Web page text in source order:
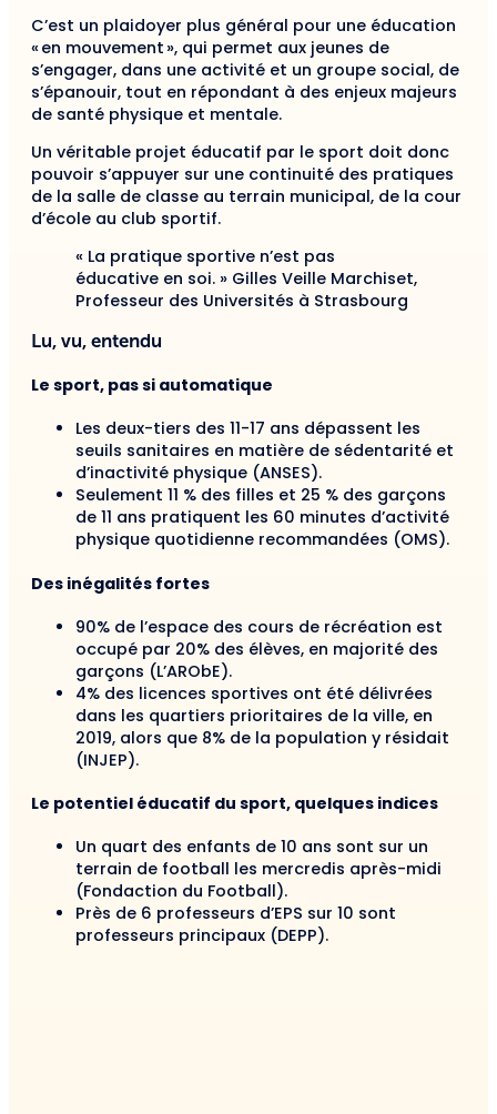
C’est un plaidoyer plus général pour une éducation
« en mouvement », qui permet aux jeunes de
s’engager, dans une activité et un groupe social, de
s’épanouir, tout en répondant à des enjeux majeurs
de santé physique et mentale.
Un véritable projet éducatif par le sport doit donc
pouvoir s’appuyer sur une continuité des pratiques
de la salle de classe au terrain municipal, de la cour
d’école au club sportif.
« La pratique sportive n’est pas
éducative en soi. » Gilles Veille Marchiset,
Professeur des Universités à Strasbourg
Lu, vu, entendu
Le sport, pas si automatique
Les deux-tiers des 11-17 ans dépassent les
seuils sanitaires en matière de sédentarité et
d’inactivité physique (ANSES).
Seulement 11 % des filles et 25 % des garçons
de 11 ans pratiquent les 60 minutes d’activité
physique quotidienne recommandées (OMS).
Des inégalités fortes
90% de l’espace des cours de récréation est
occupé par 20% des élèves, en majorité des
garçons (L’ARObE).
4% des licences sportives ont été délivrées
dans les quartiers prioritaires de la ville, en
2019, alors que 8% de la population y résidait
(INJEP).
Le potentiel éducatif du sport, quelques indices
Un quart des enfants de 10 ans sont sur un
terrain de football les mercredis après-midi
(Fondaction du Football).
Près de 6 professeurs d’EPS sur 10 sont
professeurs principaux (DEPP).